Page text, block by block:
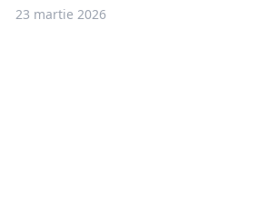
23 martie 2026